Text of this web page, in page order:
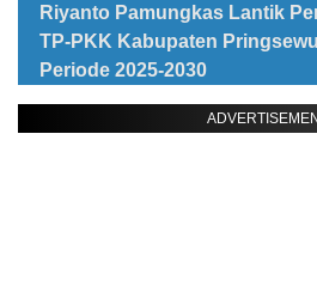
Riyanto Pamungkas Lantik
TP-PKK Kabupaten Pringsewu
Periode 2025-2030